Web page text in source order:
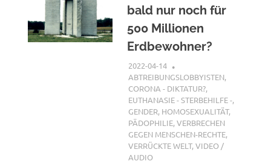
bald nur noch für
500 Millionen
Erdbewohner?
2022-04-14
ABTREIBUNGSLOBBYISTEN,
CORONA - DIKTATUR?,
EUTHANASIE - STERBEHILFE -,
GENDER, HOMOSEXUALITÄT,
PÄDOPHILIE,VERBRECHEN
GEGEN MENSCHEN-RECHTE,
VERRÜCKTE WELT,VIDEO /
AUDIO